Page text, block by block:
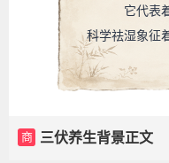
它代表
科学祛湿象征
商 三伏养生背景正文